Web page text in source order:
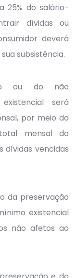
25% do salário-
dívidas ou
deverá
subsistência.
ou do não
será
por meio da
mensal do
dívidas vencidas
da preservação
existencial
não afetos ao